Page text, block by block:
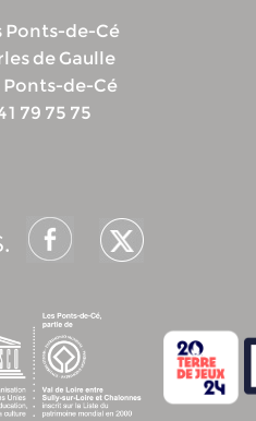
Ponts-de-Cé
de Gaulle
Ponts-de-Cé
79 75 75